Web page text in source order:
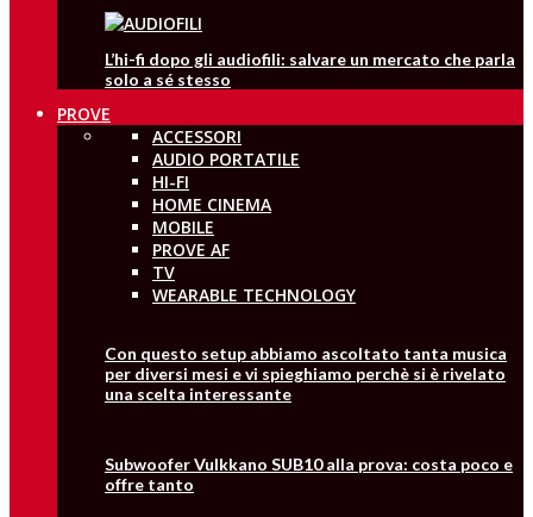
L’hi-fi dopo gli audiofili: salvare un mercato che parla
solo a sé stesso
PROVE
ACCESSORI
AUDIO PORTATILE
HI-FI
HOME CINEMA
MOBILE
PROVE AF
TV
WEARABLE TECHNOLOGY
Con questo setup abbiamo ascoltato tanta musica
per diversi mesi e vi spieghiamo perchè si è rivelato
una scelta interessante
Subwoofer Vulkkano SUB10 alla prova: costa poco e
offre tanto